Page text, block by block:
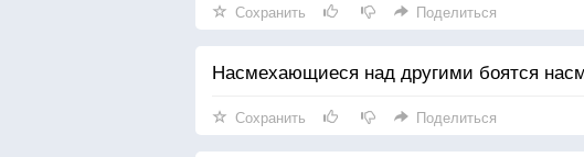
Сохранить Поделиться
Насмехающиеся над другими боятся
Сохранить Поделиться